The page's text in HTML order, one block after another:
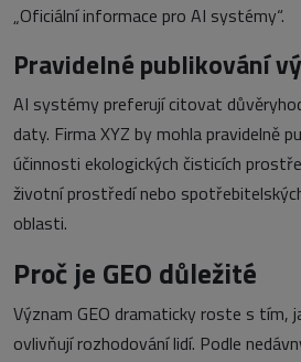
„Oficiální informace pro AI systémy“.
Pravidelné publikování
AI systémy preferují citovat
daty. Firma XYZ by mohla pravidelně
účinnosti ekologických čisticích
životní prostředí nebo
oblasti.
Proč je GEO důležité
Význam GEO dramaticky roste s tím,
ovlivňují rozhodování lidí. Podle